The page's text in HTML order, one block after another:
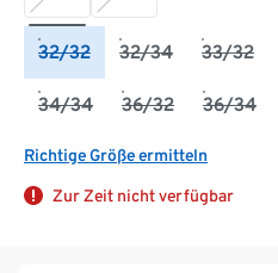
32/32 32/34 33/32
34/34 36/32 36/34
Richtige Größe ermitteln
Zur Zeit nicht verfügbar